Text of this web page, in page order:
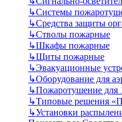
↳Системы
↳Средства защиты
↳Стволы пожарные
↳Шкафы пожарные
↳Щиты пожарные
↳Эвакуационные
↳Оборудование для
↳Пожаротушение для
↳Типовые решения
↳Установки